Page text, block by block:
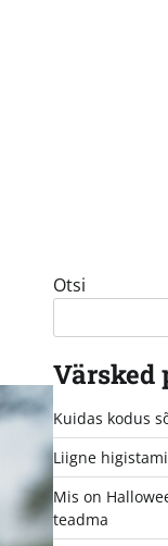
Otsi
Värsked
Kuidas kodus
Liigne
Mis on
teadma